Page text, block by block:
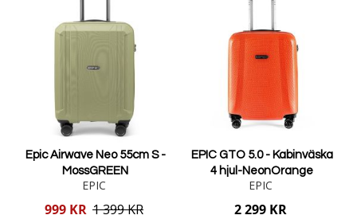
Epic Airwave Neo 55cm S -
MossGREEN
EPIC
Reducerat
999 KR 1 399 KR
EPIC GTO 5.0 - Kabinväska
4 hjul-NeonOrange
EPIC
2 299 KR